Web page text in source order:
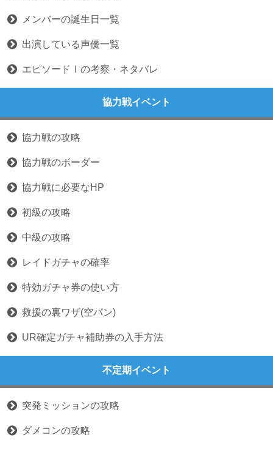
メンバーの誕生日一覧
出演している声優一覧
エピソードⅠの考察・ネタバレ
協力戦イベント
協力戦の攻略
協力戦のボーダー
協力戦に必要なHP
初級の攻略
中級の攻略
レイドガチャの確率
特効ガチャ券の使い方
救援の裏ワザ(空パン)
UR確定ガチャ補助券の入手方法
不定期イベント
突発ミッションの攻略
ダメコンの攻略